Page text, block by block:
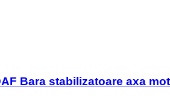
Bara stabilizatoare axa